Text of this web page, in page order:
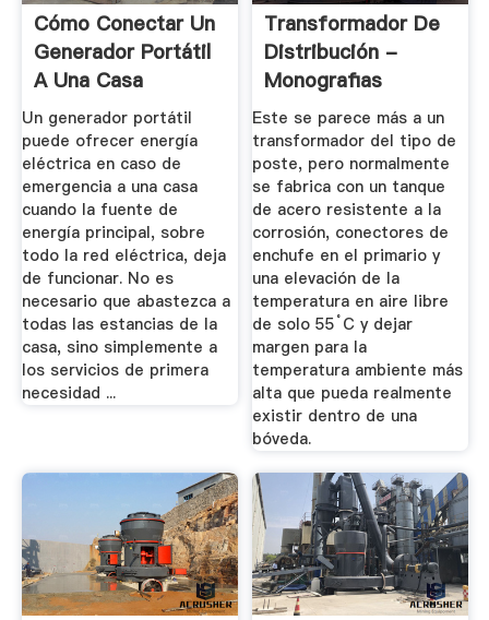
Cómo Conectar Un
Generador Portátil
A Una Casa
Un generador portátil
puede ofrecer energía
eléctrica en caso de
emergencia a una casa
cuando la fuente de
energía principal, sobre
todo la red eléctrica, deja
de funcionar. No es
necesario que abastezca a
todas las estancias de la
casa, sino simplemente a
los servicios de primera
necesidad ...
Transformador De
Distribución -
Monografias
Este se parece más a un
transformador del tipo de
poste, pero normalmente
se fabrica con un tanque
de acero resistente a la
corrosión, conectores de
enchufe en el primario y
una elevación de la
temperatura en aire libre
de solo 55˚C y dejar
margen para la
temperatura ambiente más
alta que pueda realmente
existir dentro de una
bóveda.